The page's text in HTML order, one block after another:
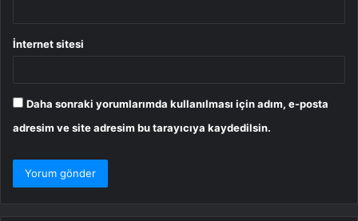
İnternet sitesi
Daha sonraki yorumlarımda kullanılması için adım, e-posta
adresim ve site adresim bu tarayıcıya kaydedilsin.